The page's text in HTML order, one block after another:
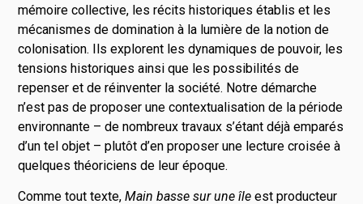
mémoire collective, les récits historiques établis et les
mécanismes de domination à la lumière de la notion de
colonisation. Ils explorent les dynamiques de pouvoir, les
tensions historiques ainsi que les possibilités de
repenser et de réinventer la société. Notre démarche
n’est pas de proposer une contextualisation de la période
environnante – de nombreux travaux s’étant déjà emparés
d’un tel objet – plutôt d’en proposer une lecture croisée à
quelques théoriciens de leur époque.
Comme tout texte,Main basse sur une îleest producteur